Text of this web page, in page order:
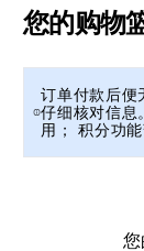
您的购物
订单付款后便
仔细核对信息
用； 积分功
您